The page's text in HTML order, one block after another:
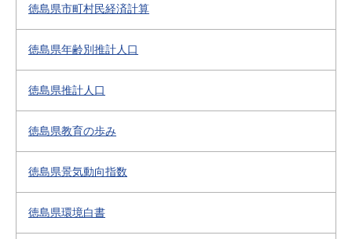
徳島県市町村民経済計算
徳島県年齢別推計人口
徳島県推計人口
徳島県教育の歩み
徳島県景気動向指数
徳島県環境白書